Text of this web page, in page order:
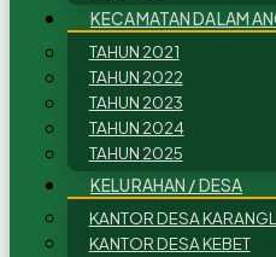
KECAMATAN DALAM
TAHUN 2021
TAHUN 2022
TAHUN 2023
TAHUN 2024
TAHUN 2025
KELURAHAN / DESA
KANTOR DESA
KANTOR DESA KEBET